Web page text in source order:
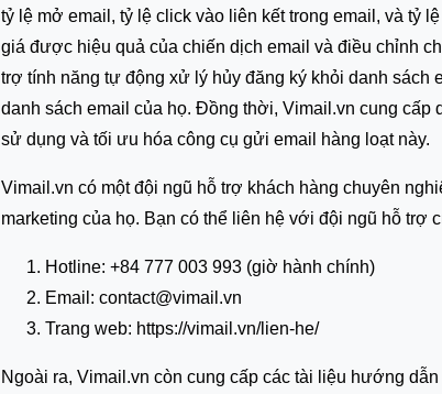
tỷ lệ mở email, tỷ lệ click vào liên kết trong email, và tỷ
giá được hiệu quả của chiến dịch email và điều chỉnh
trợ tính năng tự động xử lý hủy đăng ký khỏi danh
danh sách email của họ. Đồng thời, Vimail.vn cung
sử dụng và tối ưu hóa công cụ gửi email hàng loạt này.
Vimail.vn có một đội ngũ hỗ trợ khách hàng chuyên
marketing của họ. Bạn có thể liên hệ với đội ngũ hỗ trợ
Hotline: +84 777 003 993 (giờ hành chính)
Email: contact@vimail.vn
Trang web: https://vimail.vn/lien-he/
Ngoài ra, Vimail.vn còn cung cấp các tài liệu hướng